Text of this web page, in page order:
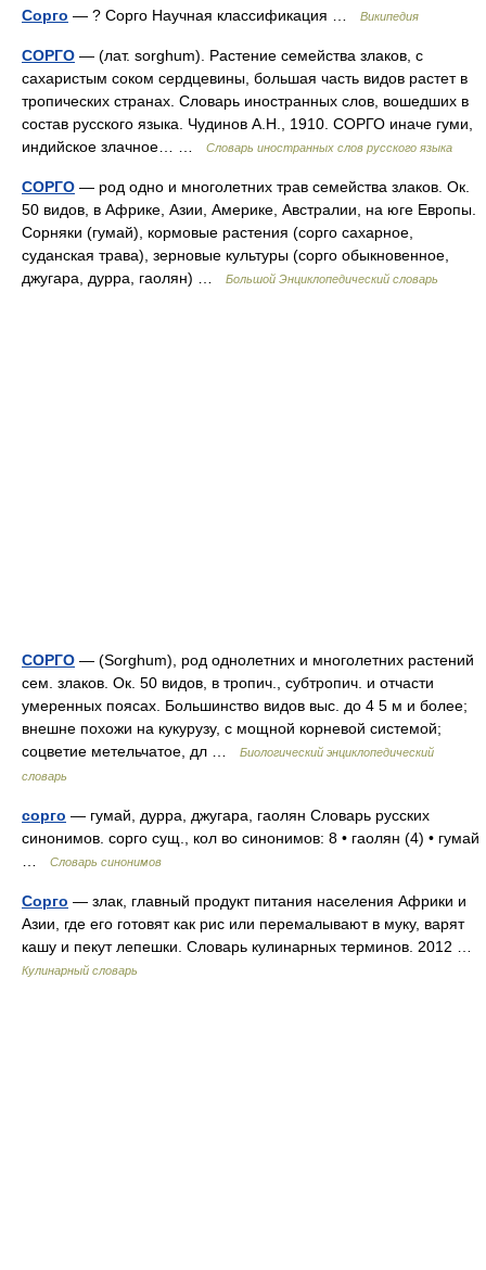
Сорго — ? Сорго Научная классификация … Википедия
СОРГО — (лат. sorghum). Растение семейства злаков, с
сахаристым соком сердцевины, большая часть видов растет в
тропических странах. Словарь иностранных слов, вошедших в
состав русского языка. Чудинов А.Н., 1910. СОРГО иначе гуми,
индийское злачное… …
Словарь иностранных слов русского языка
СОРГО — род одно и многолетних трав семейства злаков. Ок.
50 видов, в Африке, Азии, Америке, Австралии, на юге Европы.
Сорняки (гумай), кормовые растения (сорго сахарное,
суданская трава), зерновые культуры (сорго обыкновенное,
джугара, дурра, гаолян) …
Большой Энциклопедический словарь
СОРГО — (Sorghum), род однолетних и многолетних растений
сем. злаков. Ок. 50 видов, в тропич., субтропич. и отчасти
умеренных поясах. Большинство видов выс. до 4 5 м и более;
внешне похожи на кукурузу, с мощной корневой системой;
соцветие метельчатое, дл …
Биологический энциклопедический
словарь
сорго — гумай, дурра, джугара, гаолян Словарь русских
синонимов. сорго сущ., кол во синонимов: 8 • гаолян (4) • гумай
Словарь синонимов
Сорго — злак, главный продукт питания населения Африки и
Азии, где его готовят как рис или перемалывают в муку, варят
кашу и пекут лепешки. Словарь кулинарных терминов. 2012 …
Кулинарный словарь